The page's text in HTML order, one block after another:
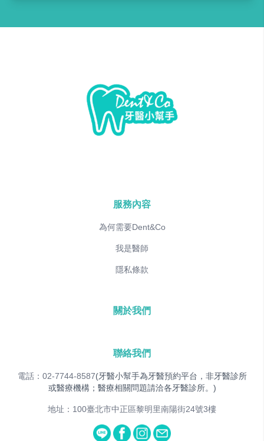
服務內容
為何需要Dent&Co
我是醫師
隱私條款
關於我們
聯絡我們
電話：02-7744-8587(牙醫小幫手為牙醫預約平台，非牙醫診所
或醫療機構；醫療相關問題請洽各牙醫診所。)
地址：100臺北市中正區黎明里南陽街24號3樓